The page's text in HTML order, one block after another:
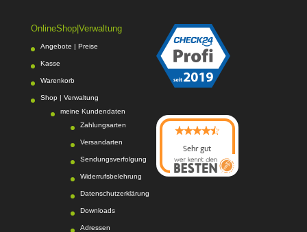
OnlineShop|Verwaltung
Angebote | Preise
Kasse
Warenkorb
Shop | Verwaltung
meine Kundendaten
Zahlungsarten
Versandarten
Sendungsverfolgung
Widerrufsbelehrung
Datenschutzerklärung
Downloads
Adressen
Sehr gut
08/2026
Photo-Proßwitzhat